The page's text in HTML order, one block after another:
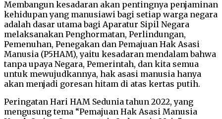
Membangun kesadaran akan pentingnya penjaminan
kehidupan yang manusiawi bagi setiap warga negara
adalah dasar utama bagi Aparatur Sipil Negara
melaksanakan Penghormatan, Perlindungan,
Pemenuhan, Penegakan dan Pemajuan Hak Asasi
Manusia (P5HAM), yaitu kesadaran mendalam bahwa
tanpa upaya Negara, Pemerintah, dan kita semua
untuk mewujudkannya, hak asasi manusia hanya
akan menjadi goresan hitam di atas kertas putih.
Peringatan Hari HAM Sedunia tahun 2022, yang
mengusung tema “Pemajuan Hak Asasi Manusia